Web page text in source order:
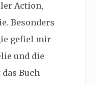
Action,
Besonders
gefiel mir
und die
Buch